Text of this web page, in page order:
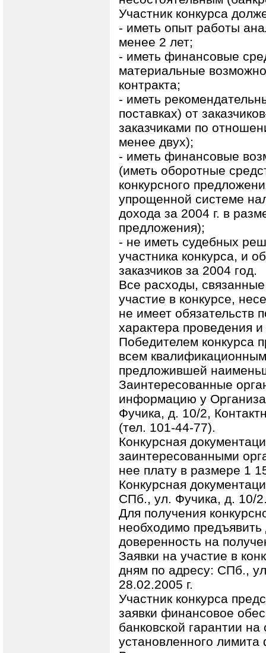
Участник конкурса
- иметь опыт работы
менее 2 лет;
- иметь финансовые
материальные
контракта;
- иметь
поставках) от
заказчиками по
менее двух);
- иметь финансовые
(иметь оборотные
конкурсного
упрощенной системе
дохода за 2004 г. в
предложения);
- не иметь судебных
участника конкурса, и
заказчиков за 2004 год.
Все расходы,
участие в конкурсе,
не имеет обязательств
характера проведения и
Победителем конкурса
всем
предложившей
Заинтересованные
информацию у
Фучика, д. 10/2,
(тел. 101-44-77).
Конкурсная
заинтересованными
нее плату в размере 1
Конкурсная
СПб., ул. Фучика, д. 10/
Для получения
необходимо
доверенность на
Заявки на участие в
дням по адресу: СПб.,
28.02.2005 г.
Участник конкурса
заявки финансовое
банковской гарантии
установленного